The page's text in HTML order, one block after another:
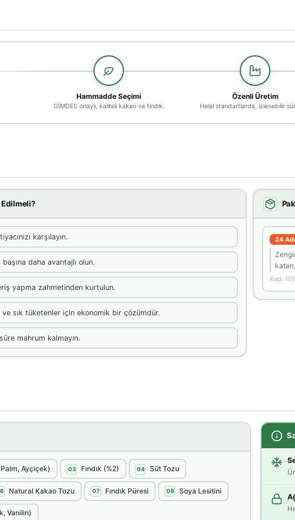
Hammadde Seçimi
GİMDES onaylı, kaliteli kakao ve fındık.
Özenli Üretim
Helal standartlarda, izlenebilir
karşılayın.
daha avantajlı olun.
yapma zahmetinden kurtulun.
ve sık tüketenler için ekonomik bir çözümdür.
mahrum kalmayın.
24
Kod:
Ayçiçek) 03 Fındık (%2) 04 Süt Tozu
Natural Kakao Tozu 07 Fındık Püresi 08 Soya Lesitini
Vanilin)